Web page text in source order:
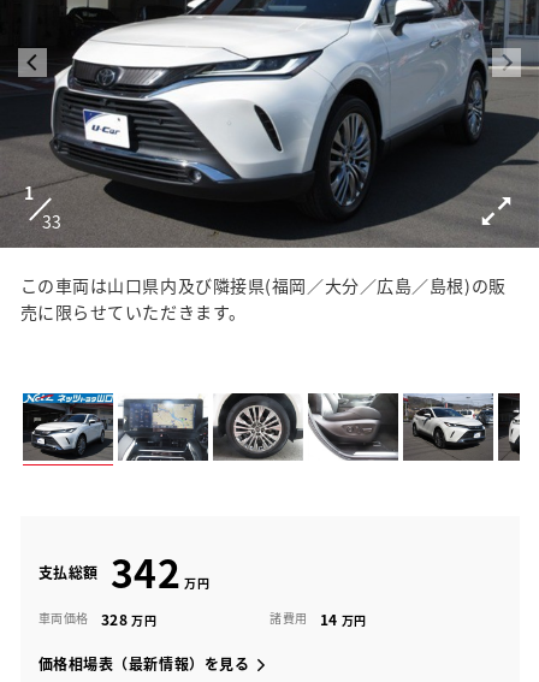
1
33
この車両は山口県内及び隣接県(福岡／大分／広島／島根)の販
売に限らせていただきます。
支払総額 342
車両価格 328 諸費用 14
価格相場表（最新情報）を見る